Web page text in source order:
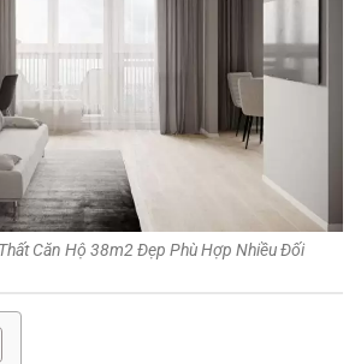
Căn Hộ 38m2 Đẹp Phù Hợp Nhiều Đối